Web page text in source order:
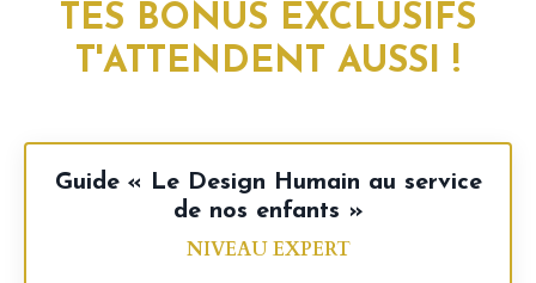
TES BONUS EXCLUSIFS
T'ATTENDENT AUSSI !
Guide « Le Design Humain au service
de nos enfants »
NIVEAU EXPERT